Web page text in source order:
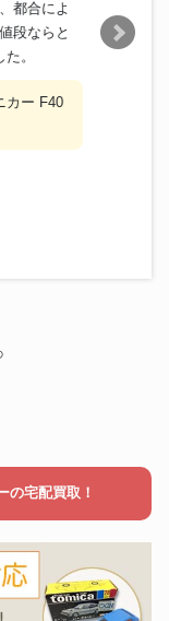
都合によ
段ならと
。
カー F40
の宅配買取！